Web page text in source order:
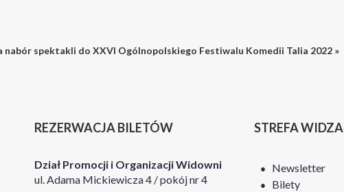
nabór spektakli do XXVI Ogólnopolskiego Festiwalu Komedii Talia 2022 »
REZERWACJA BILETÓW
Dział Promocji i Organizacji Widowni
ul. Adama Mickiewicza 4 / pokój nr 4
STREFA WIDZA
Newsletter
Bilety